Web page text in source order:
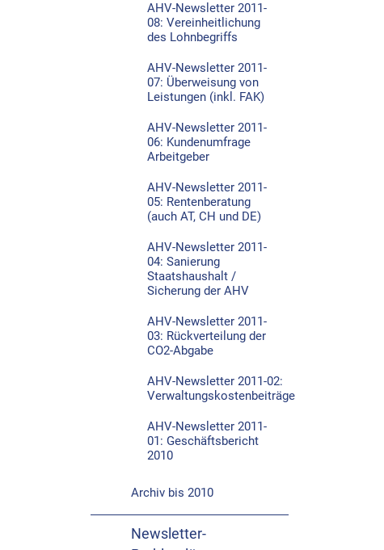
AHV-Newsletter 2011-
08: Vereinheitlichung
des Lohnbegriffs
AHV-Newsletter 2011-
07: Überweisung von
Leistungen (inkl. FAK)
AHV-Newsletter 2011-
06: Kundenumfrage
Arbeitgeber
AHV-Newsletter 2011-
05: Rentenberatung
(auch AT, CH und DE)
AHV-Newsletter 2011-
04: Sanierung
Staatshaushalt /
Sicherung der AHV
AHV-Newsletter 2011-
03: Rückverteilung der
CO2-Abgabe
AHV-Newsletter 2011-02:
Verwaltungskostenbeiträge
AHV-Newsletter 2011-
01: Geschäftsbericht
2010
Archiv bis 2010
Newsletter-